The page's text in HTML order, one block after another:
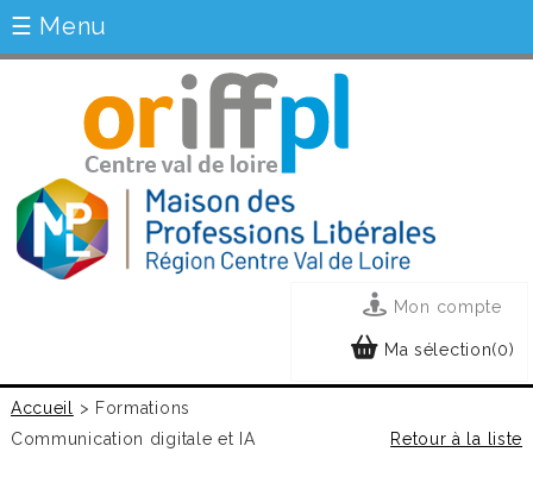
Mon compte
Ma sélection(0)
☰ Menu
Accueil > Formations
Communication digitale et IA
Retour à la liste